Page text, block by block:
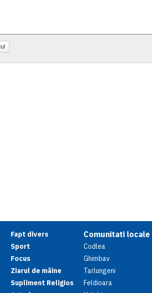
Fapt divers
Sport
Focus
Ziarul de mâine
Supliment Religios
Comunitati locale
Codlea
Ghimbav
Tarlungeni
Feldioara